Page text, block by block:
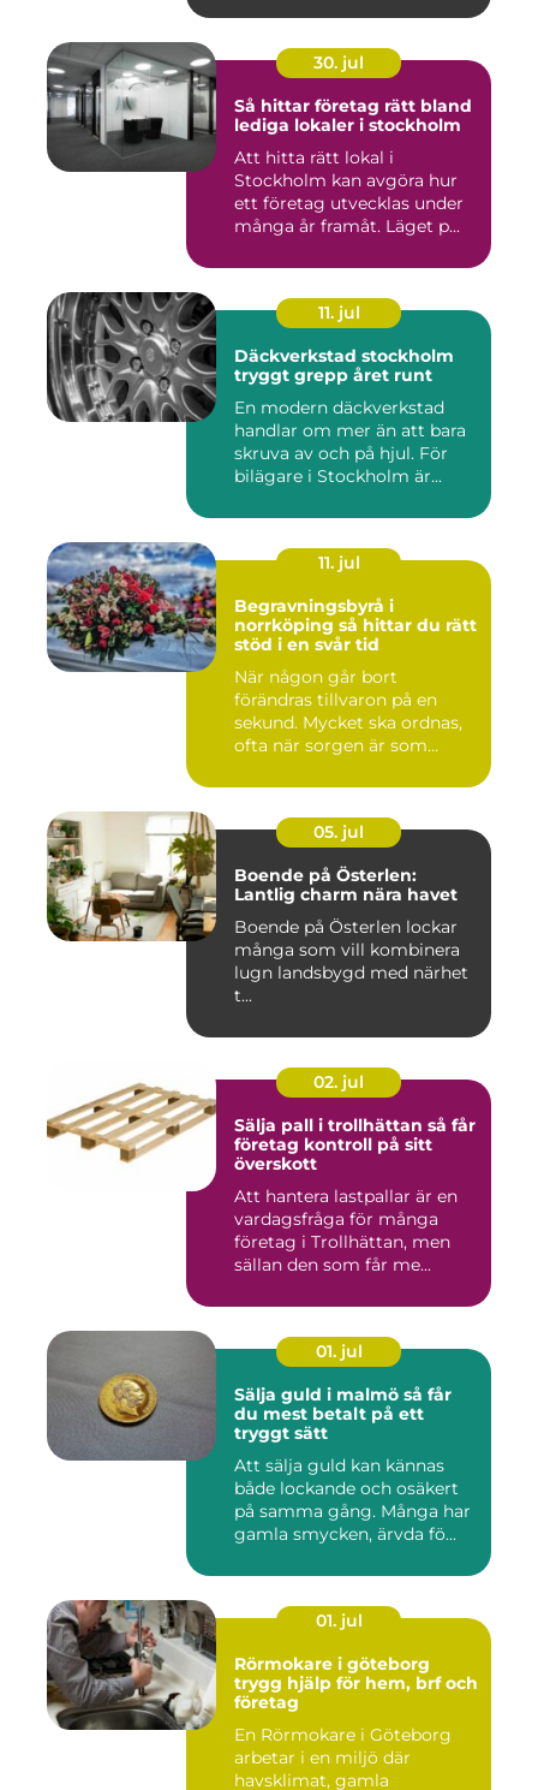
30. jul
Så hittar företag rätt bland
lediga lokaler i stockholm
Att hitta rätt lokal i
Stockholm kan avgöra hur
ett företag utvecklas under
många år framåt. Läget p...
11. jul
Däckverkstad stockholm
tryggt grepp året runt
En modern däckverkstad
handlar om mer än att bara
skruva av och på hjul. För
bilägare i Stockholm är...
11. jul
Begravningsbyrå i
norrköping så hittar du rätt
stöd i en svår tid
När någon går bort
förändras tillvaron på en
sekund. Mycket ska ordnas,
ofta när sorgen är som
05. jul
Boende på Österlen:
Lantlig charm nära havet
Boende på Österlen lockar
många som vill kombinera
lugn landsbygd med närhet
t...
02. jul
Sälja pall i trollhättan så får
företag kontroll på sitt
överskott
Att hantera lastpallar är en
vardagsfråga för många
företag i Trollhättan, men
sällan den som får me...
01. jul
Sälja guld i malmö så får
du mest betalt på ett
tryggt sätt
Att sälja guld kan kännas
både lockande och osäkert
på samma gång. Många har
gamla smycken, ärvda fö...
01. jul
Rörmokare i göteborg
trygg hjälp för hem, brf och
företag
En Rörmokare i Göteborg
arbetar i en miljö där
havsklimat, gamla